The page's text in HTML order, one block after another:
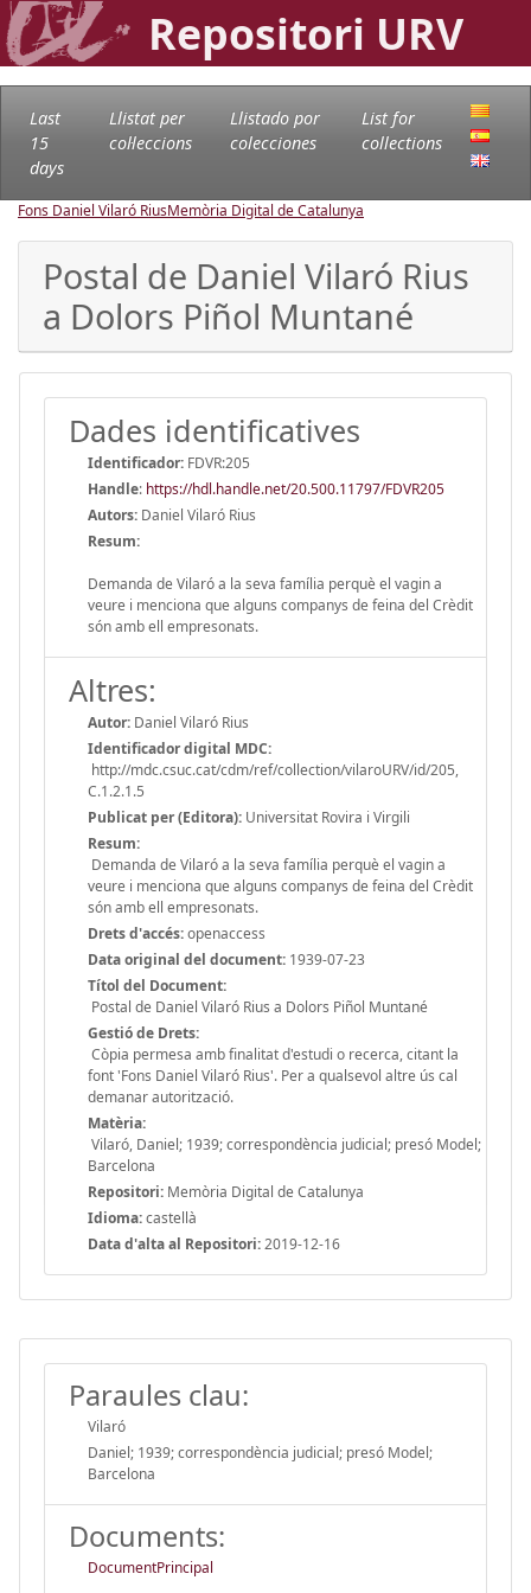
Repositori URV
Last
15
days
Llistat per
col·leccions
Llistado por
colecciones
List for
collections
Fons Daniel Vilaró RiusMemòria Digital de Catalunya
Postal de Daniel Vilaró Rius
a Dolors Piñol Muntané
Dades identificatives
Identificador: FDVR:205
Handle: https://hdl.handle.net/20.500.11797/FDVR205
Autors: Daniel Vilaró Rius
Resum:
Demanda de Vilaró a la seva família perquè el vagin a
veure i menciona que alguns companys de feina del Crèdit
són amb ell empresonats.
Altres:
Autor: Daniel Vilaró Rius
Identificador digital MDC:
http://mdc.csuc.cat/cdm/ref/collection/vilaroURV/id/205,
C.1.2.1.5
Publicat per (Editora): Universitat Rovira i Virgili
Resum:
Demanda de Vilaró a la seva família perquè el vagin a
veure i menciona que alguns companys de feina del Crèdit
són amb ell empresonats.
Drets d'accés:openaccess
Data original del document: 1939-07-23
Títol del Document:
Postal de Daniel Vilaró Rius a Dolors Piñol Muntané
Gestió de Drets:
Còpia permesa amb finalitat d'estudi o recerca, citant la
font 'Fons Daniel Vilaró Rius'. Per a qualsevol altre ús cal
demanar autorització.
Matèria:
Vilaró, Daniel; 1939; correspondència judicial; presó Model;
Barcelona
Repositori: Memòria Digital de Catalunya
Idioma:castellà
Data d'alta al Repositori:2019-12-16
Paraules clau:
Vilaró
Daniel; 1939; correspondència judicial; presó Model;
Barcelona
Documents:
DocumentPrincipal